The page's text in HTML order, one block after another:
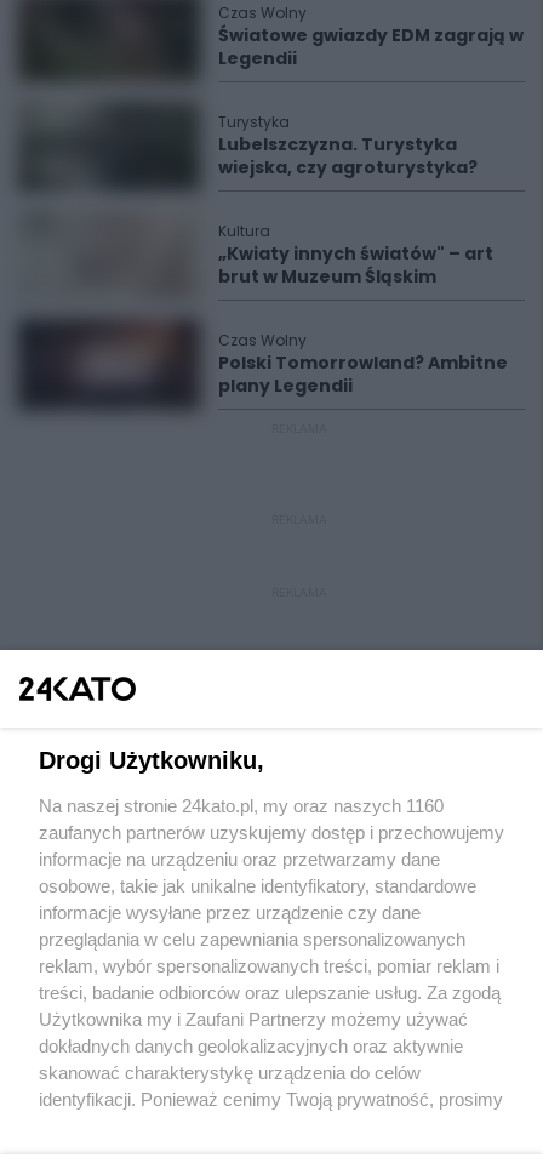
Czas Wolny
Światowe gwiazdy EDM zagrają w
Legendii
Turystyka
Lubelszczyzna. Turystyka
wiejska, czy agroturystyka?
Kultura
„Kwiaty innych światów" – art
brut w Muzeum Śląskim
Czas Wolny
Polski Tomorrowland? Ambitne
plany Legendii
Wydawca mediów lokalnych
Nie zapomnij
zapoznać się z:
polityką prywatności regulamin korzystania z portali
Twojemiasto
Piekary Śląskie
Chorzów
Tarnowskie Góry
Skontakuj sięz nami
Kontakt
Wydawca
Redakcja
Drogi Użytkowniku,
Na naszej stronie 24kato.pl, my oraz naszych 1160
zaufanych partnerów uzyskujemy dostęp i przechowujemy
informacje na urządzeniu oraz przetwarzamy dane
osobowe, takie jak unikalne identyfikatory, standardowe
informacje wysyłane przez urządzenie czy dane
przeglądania w celu zapewniania spersonalizowanych
reklam, wybór spersonalizowanych treści, pomiar reklam i
treści, badanie odbiorców oraz ulepszanie usług. Za zgodą
Użytkownika my i Zaufani Partnerzy możemy używać
dokładnych danych geolokalizacyjnych oraz aktywnie
skanować charakterystykę urządzenia do celów
identyfikacji. Ponieważ cenimy Twoją prywatność, prosimy